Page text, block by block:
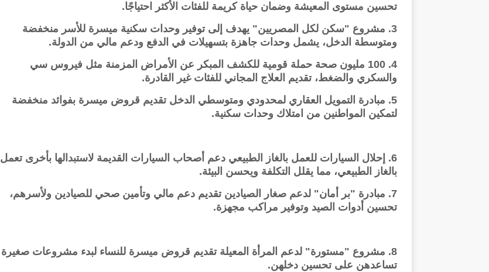
تحسين مستوى المعيشة وضمان حياة كريمة للفئات الأكثر احتياجًا.
3. مشروع "سكن لكل المصريين" يهدف إلى توفير وحدات سكنية ميسرة للأسر منخفضة
ومتوسطة الدخل، يشمل وحدات جاهزة بتسهيلات في الدفع ودعم مالي من الدولة.
4. 100 مليون صحة حملة قومية للكشف المبكر عن الأمراض المزمنة مثل فيروس سي
والسكري والضغط، تقديم العلاج المجاني للفئات غير القادرة.
5. مبادرة التمويل العقاري لمحدودي ومتوسطي الدخل تقديم قروض ميسرة بفوائد منخفضة
لتمكين المواطنين من امتلاك وحدات سكنية.
6. إحلال السيارات للعمل بالغاز الطبيعي دعم أصحاب السيارات القديمة لاستبدالها بأخرى تعمل
بالغاز الطبيعي، مما يقلل التكلفة ويحسن البيئة.
7. مبادرة "بر أمان" لدعم صغار الصيادين تقديم دعم مالي وتأمين صحي للصيادين ولأسرهم،
تحسين أدوات الصيد وتوفير مراكب مجهزة.
8. مشروع "مستورة" لدعم المرأة المعيلة تقديم قروض ميسرة للنساء لبدء مشروعات صغيرة
تساعدهن على تحسين دخلهن.